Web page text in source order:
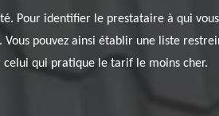
Pour identifier le prestataire à qui
pouvez ainsi établir une liste
celui qui pratique le tarif le moins cher.